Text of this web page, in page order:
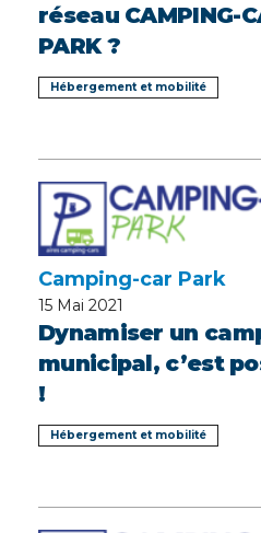
réseau CAMPING-
PARK ?
Hébergement et mobilité
Camping-car Park
15 Mai 2021
Dynamiser un
municipal, c’est
!
Hébergement et mobilité